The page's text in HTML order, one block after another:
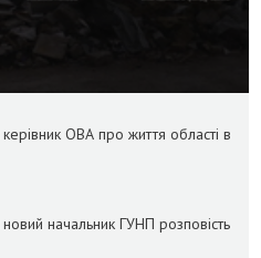
ОВА про життя області в
начальник ГУНП розповість